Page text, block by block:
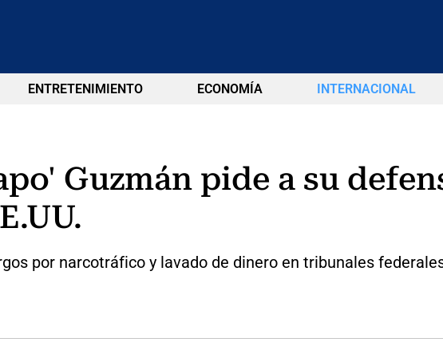
ENTRETENIMIENTO ECONOMÍA INTERNACIONAL
Guzmán pide a su
por narcotráfico y lavado de dinero en tribunales